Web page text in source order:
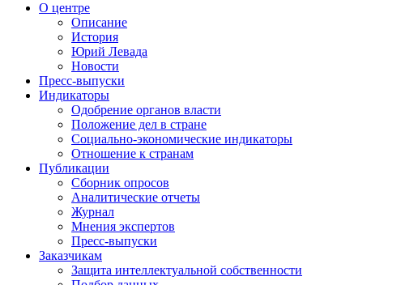
О центре
Описание
История
Юрий Левада
Новости
Пресс-выпуски
Индикаторы
Одобрение органов власти
Положение дел в стране
Социально-экономические индикаторы
Отношение к странам
Публикации
Сборник опросов
Аналитические отчеты
Журнал
Мнения экспертов
Пресс-выпуски
Заказчикам
Защита интеллектуальной собственности